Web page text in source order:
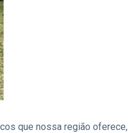
que nossa região